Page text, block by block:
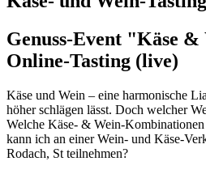
Genuss-Event "Käse
Online-Tasting (live)
Käse und Wein – eine harmonische
höher schlägen lässt. Doch welcher
Welche Käse- & Wein-Kombinationen
kann ich an einer Wein- und Käse-
Rodach, St teilnehmen?